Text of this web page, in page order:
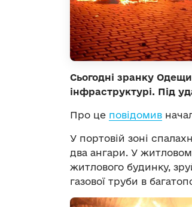
Сьогодні зранку
інфраструктурі. Під
Про це повідомив
У портовій зоні
два ангари. У
житлового будинку,
газової труби в